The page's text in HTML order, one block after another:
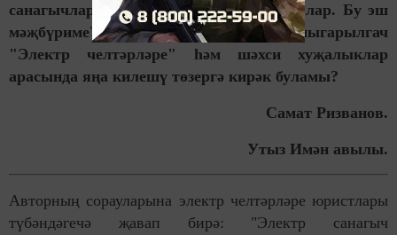
санагычларын урамга чыгарырга кушалар. Бу эш
мәҗбүриме? Санагычлар урам якка чыгарылгач
"Электр челтәрләре" һәм шәхси хуҗалыклар
арасында яңа килешү төзергә кирәк буламы?
Самат Ризванов.
Утыз Имән авылы.
Авторның сорауларына электр челтәрләре юристлары
түбәндәгечә җавап бирә: "Электр санагыч